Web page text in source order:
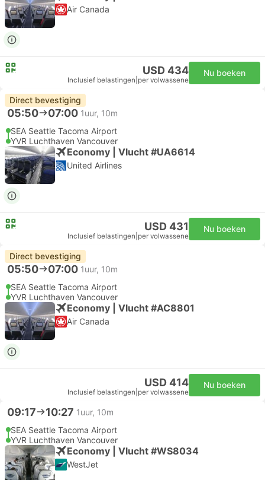
Air Canada
USD 434
Inclusief belastingen per volwassene
Nu boeken
Direct bevestiging
05:50 07:00 1uur, 10m
SEA Seattle Tacoma Airport
YVR Luchthaven Vancouver
Economy | Vlucht #UA6614
United Airlines
USD 431
Inclusief belastingen per volwassene
Nu boeken
Direct bevestiging
05:50 07:00 1uur, 10m
SEA Seattle Tacoma Airport
YVR Luchthaven Vancouver
Economy | Vlucht #AC8801
Air Canada
USD 414
Inclusief belastingen per volwassene
Nu boeken
09:17 10:27 1uur, 10m
SEA Seattle Tacoma Airport
YVR Luchthaven Vancouver
Economy | Vlucht #WS8034
WestJet